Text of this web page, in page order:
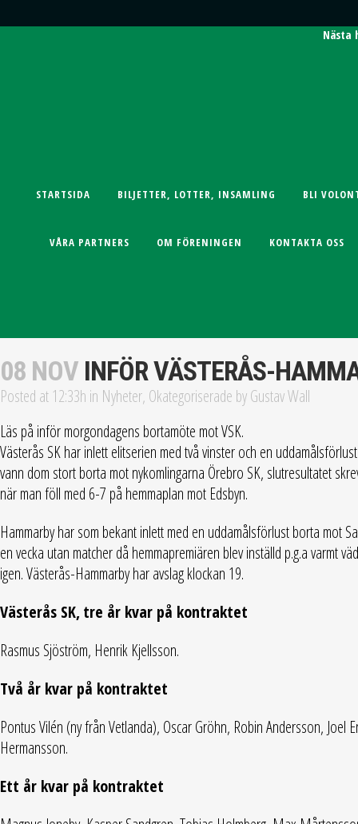
Nästa
STARTSIDA BILJETTER, LOTTER, INSAMLING BLI
VÅRA PARTNERS OM FÖRENINGEN KONTAKTA OSS
08 NOV INFÖR VÄSTERÅS-
Posted at 12:33h in Nyheter, Okategoriserade byGustav Wall
Läs på inför morgondagens bortamöte mot VSK.
Västerås SK har inlett elitserien med två vinster och en
vann dom stort borta mot nykomlingarna Örebro SK, slutresultatet
när man föll med 6-7 på hemmaplan mot Edsbyn.
Hammarby har som bekant inlett med en uddamålsförlust borta mot
en vecka utan matcher då hemmapremiären blev inställd p.g.a varmt
igen. Västerås-Hammarby har avslag klockan 19.
Västerås SK,tre år kvar på kontraktet
Rasmus Sjöström, Henrik Kjellsson.
Två år kvar på kontraktet
Pontus Vilén (ny från Vetlanda), Oscar Gröhn, Robin Andersson, Joel
Hermansson.
Ett år kvar på kontraktet